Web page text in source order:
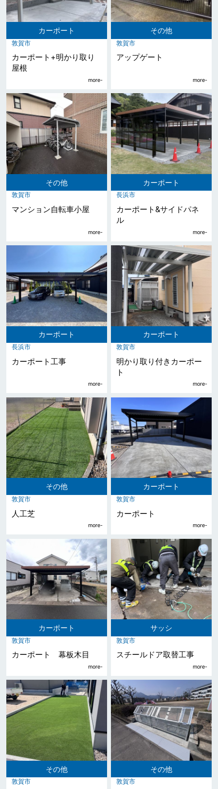
カーポート
敦賀市
カーポート+明かり取り
屋根
その他
敦賀市
アップゲート
その他
敦賀市
マンション自転車小屋
カーポート
長浜市
カーポート&サイドパネ
ル
カーポート
長浜市
カーポート工事
カーポート
敦賀市
明かり取り付きカーポー
ト
その他
敦賀市
人工芝
カーポート
敦賀市
カーポート
カーポート
敦賀市
カーポート 幕板木目
サッシ
敦賀市
スチールドア取替工事
その他
敦賀市
その他
敦賀市